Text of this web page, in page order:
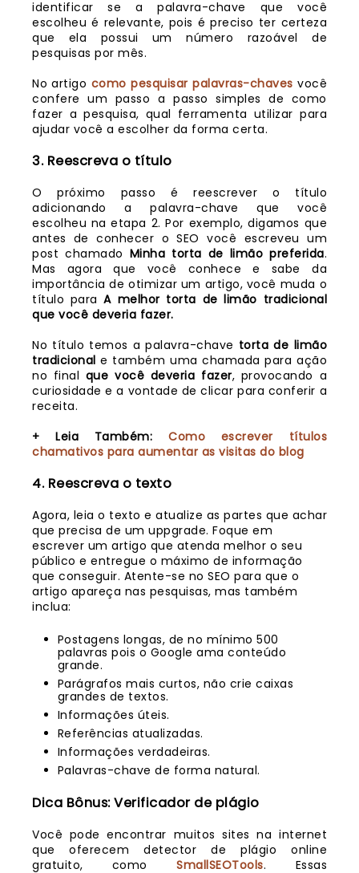
identificar se a palavra-chave que você
escolheu é relevante, pois é preciso ter certeza
que ela possui um número razoável de
pesquisas por mês.
No artigo como pesquisar palavras-chaves você
confere um passo a passo simples de como
fazer a pesquisa, qual ferramenta utilizar para
ajudar você a escolher da forma certa.
3. Reescreva o título
O próximo passo é reescrever o título
adicionando a palavra-chave que você
escolheu na etapa 2. Por exemplo, digamos que
antes de conhecer o SEO você escreveu um
post chamado Minha torta de limão preferida.
Mas agora que você conhece e sabe da
importância de otimizar um artigo, você muda o
título paraA melhor torta de limão tradicional
que você deveria fazer.
No título temos a palavra-chave torta de limão
tradicionale também uma chamada para ação
no final que você deveria fazer, provocando a
curiosidade e a vontade de clicar para conferir a
receita.
+ Leia Também:Como escrever títulos
chamativos para aumentar as visitas do blog
4. Reescreva o texto
Agora, leia o texto e atualize as partes que achar
que precisa de um uppgrade. Foque em
escrever um artigo que atenda melhor o seu
público e entregue o máximo de informação
que conseguir. Atente-se no SEO para que o
artigo apareça nas pesquisas, mas também
inclua:
Postagens longas, de no mínimo 500
palavras pois o Google ama conteúdo
grande.
Parágrafos mais curtos, não crie caixas
grandes de textos.
Informações úteis.
Referências atualizadas.
Informações verdadeiras.
Palavras-chave de forma natural.
Dica Bônus: Verificador de plágio
Você pode encontrar muitos sites na internet
que oferecem detector de plágio online
gratuito, comoSmallSEOTools. Essas